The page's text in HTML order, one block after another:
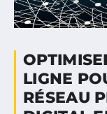
LIGNE
RÉSEAU